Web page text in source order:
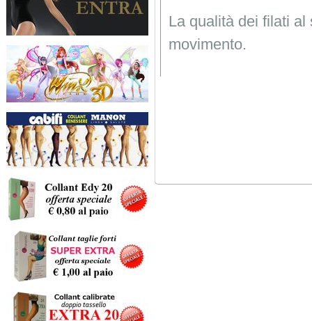
La qualità dei filati
movimento.